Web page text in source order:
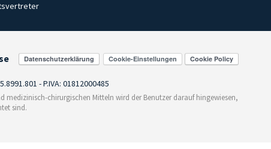
Cookie-Einstellungen
- P.IVA: 01812000485
chirurgischen Mitteln wird der Benutzer darauf hingewiesen,
sind.